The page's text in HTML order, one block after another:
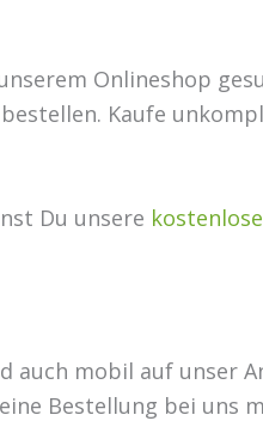
Onlineshop
Kaufe
Du unsere
mobil auf unser
Bestellung bei uns